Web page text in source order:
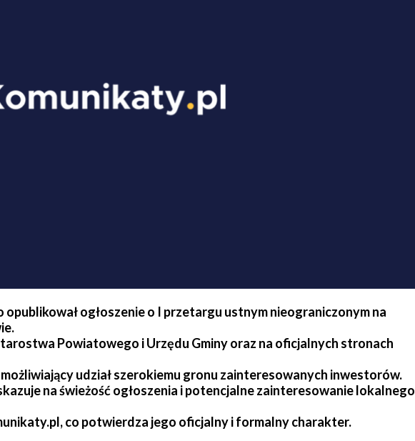
ogłoszenie o I przetargu ustnym nieograniczonym na
Powiatowego i Urzędu Gminy oraz na oficjalnych stronach
udział szerokiemu gronu zainteresowanych inwestorów.
na świeżość ogłoszenia i potencjalne zainteresowanie lokalnego
co potwierdza jego oficjalny i formalny charakter.